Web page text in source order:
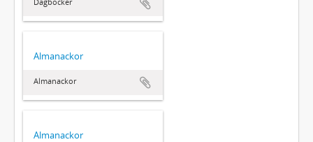
Almanackor
Almanackor
Almanackor